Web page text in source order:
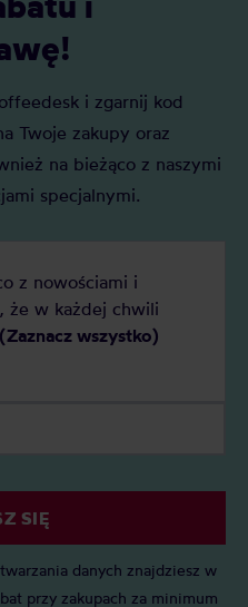
i zgarnij kod
Twoje zakupy oraz
na bieżąco z naszymi
specjalnymi.
z nowościami i
że w każdej chwili
(Zaznacz wszystko)
SIĘ
danych znajdziesz w
przy zakupach za minimum